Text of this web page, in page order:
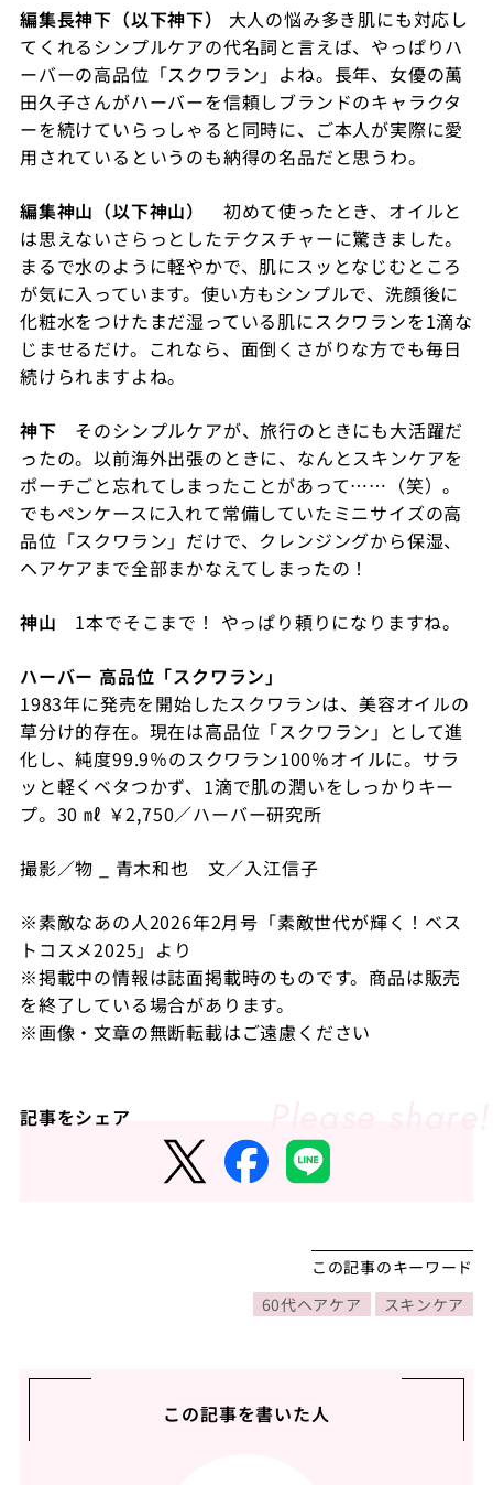
編集長神下（以下神下）
大人の悩み多き肌にも対応し
てくれるシンプルケアの代名詞と言えば、やっぱりハ
ーバーの高品位「スクワラン」よね。長年、女優の萬
田久子さんがハーバーを信頼しブランドのキャラクタ
ーを続けていらっしゃると同時に、ご本人が実際に愛
用されているというのも納得の名品だと思うわ。
編集神山（以下神山）
初めて使ったとき、オイルと
は思えないさらっとしたテクスチャーに驚きました。
まるで水のように軽やかで、肌にスッとなじむところ
が気に入っています。使い方もシンプルで、洗顔後に
化粧水をつけたまだ湿っている肌にスクワランを1滴な
じませるだけ。これなら、面倒くさがりな方でも毎日
続けられますよね。
神下 そのシンプルケアが、旅行のときにも大活躍だ
ったの。以前海外出張のときに、なんとスキンケアを
ポーチごと忘れてしまったことがあって…… （笑）。
でもペンケースに入れて常備していたミニサイズの高
品位「スクワラン」だけで、クレンジングから保湿、
ヘアケアまで全部まかなえてしまったの！
神山 1本でそこまで！ やっぱり頼りになりますね。
ハーバー 高品位「スクワラン」
1983年に発売を開始したスクワランは、美容オイルの
草分け的存在。現在は高品位「スクワラン」として進
化し、純度99.9％のスクワラン100％オイルに。サラ
ッと軽くベタつかず、1滴で肌の潤いをしっかりキー
プ。30 ㎖ ￥2,750／ハーバー研究所
撮影／物 _ 青木和也 文／入江信子
※素敵なあの人2026年2月号「素敵世代が輝く！ベス
トコスメ2025 」より
※掲載中の情報は誌面掲載時のものです。商品は販売
を終了している場合があります。
※画像・文章の無断転載はご遠慮ください
記事をシェア
この記事のキーワード
60代ヘアケア
スキンケア
この記事を書いた人